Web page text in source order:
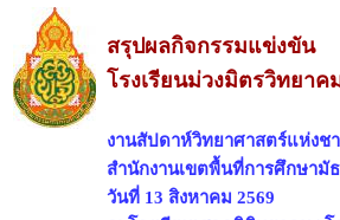
สรุปผลกิจกรรมแข่งขัน
โรงเรียนม่วงมิตรวิทยา
งานสัปดาห์วิทยาศาสตร์แห่งช
สำนักงานเขตพื้นที่การศึกษามั
วันที่ 13 สิงหาคม 2569